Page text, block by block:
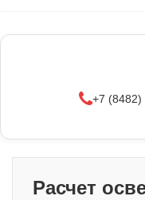
+7 (8482)
Расчет